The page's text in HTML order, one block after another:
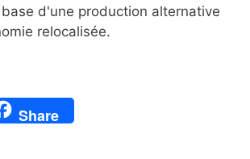
d'une production alternative
relocalisée.
Share